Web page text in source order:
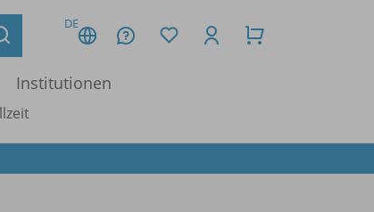
DE
Institutionen